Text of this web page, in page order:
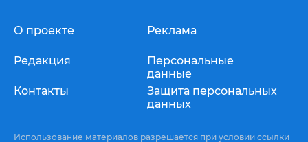
О проекте
Редакция
Контакты
Реклама
Персональные
данные
Защита персональных
данных
Использование материалов разрешается при условии ссылки